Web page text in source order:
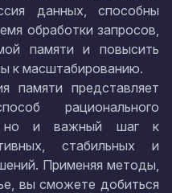
данных, способны
обработки запросов,
памяти и повысить
к масштабированию.
памяти представляет
рационального
но и важный шаг к
стабильных и
Применяя методы,
вы сможете добиться